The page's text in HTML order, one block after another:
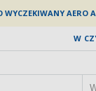
WYCZEKIWANY AERO
W